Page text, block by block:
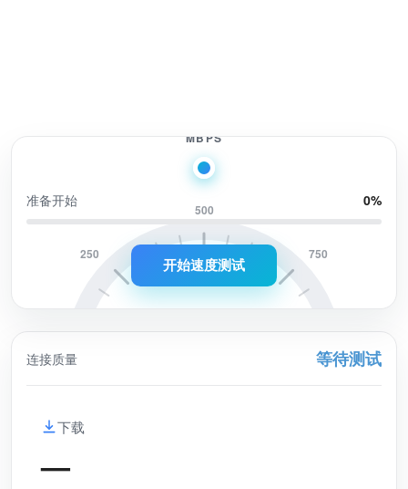
0
250
500
750
1000
MBPS
准备开始 0%
开始速度测试
连接质量 等待测试
下载
—